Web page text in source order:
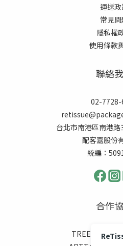
運送
常見
隱私權
使用條款
聯絡
02-7728-
台北市南港區南港
配客嘉股份
統編：
合作
TREES FOR